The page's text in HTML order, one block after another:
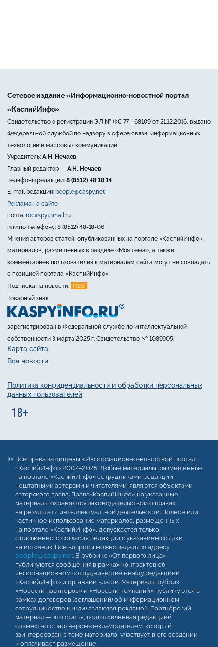
Сетевое издание «Информационно-новостной портал
«КаспийИнфо»
Свидетельство о регистрации ЭЛ № ФС 77 - 68109 от 21.12.2016, выдано
Федеральной службой по надзору в сфере связи, информационных
технологий и массовых коммуникаций
Учредитель: А.Н. Нечаев
Главный редактор — А.Н. Нечаев
Телефоны редакции: 8 (8512) 48 18 14
E-mail редакции: people@caspy.net
Реклама на сайте
почта: rocaspy@mail.ru
или по телефону: 8 (8512) 48-18-06
Мнения авторов статей, опубликованных на портале «КаспийИнфо»,
материалов, размещённых в разделе «Моя тема», а также
комментариев пользователей к материалам сайта могут не совпадать
с позицией портала «КаспийИнфо».
Подписка на новости:
RSS
Товарный знак
зарегистрирован в Федеральной службе по интеллектуальной
собственности 3 марта 2025 г. Свидетельство № 1089905.
Карта сайта
Все новости
Политика конфиденциальности и обработки персональных
данных пользователей
Все права защищены «Информационно-новостной портал
«КаспийИнфо» 2007–2025. Любые материалы, размещенные
на портале «КаспийИнфо» сотрудниками редакции,
нештатными авторами и читателями, являются объектами
авторского права. Права«КаспийИнфо» на указанные
материалы охраняются законодательством о правах
на результаты интеллектуальной деятельности. Полное или
частичное использование материалов, размещенных
на портале «КаспийИнфо», допускается только
с письменного согласия редакции с указанием ссылки
на источник. Все вопросы можно задать по адресу
people@caspy.net. В рубрике «От первого лица»
публикуются сообщения в рамках контрактов об
информационном сотрудничестве между редакцией
«КаспийИнфо» и органами власти. Материалы рубрик
«Новости партнёров» и «Новости компаний» публикуются в
рамках договоров (соглашений) об информационном
сотрудничестве и (или) являются рекламой. Партнёрский
материал — это статья, подготовленная редакцией
совместно с партнёром-рекламодателем, который
заинтересован в теме материала, участвует в его создании
и оплачивает размещение.